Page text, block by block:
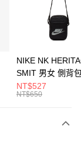
NIKE NK
SMIT 男女 側背
BA5871010
NT$527
NT$650